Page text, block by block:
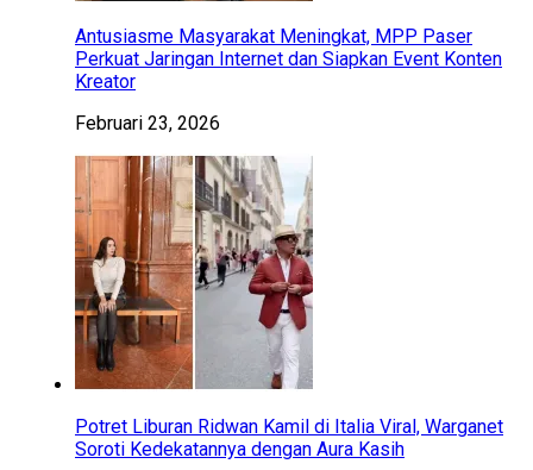
Antusiasme Masyarakat Meningkat, MPP Paser
Perkuat Jaringan Internet dan Siapkan Event Konten
Kreator
Februari 23, 2026
Potret Liburan Ridwan Kamil di Italia Viral, Warganet
Soroti Kedekatannya dengan Aura Kasih